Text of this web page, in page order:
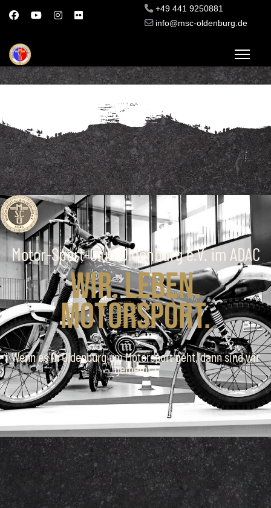
+49 441 9250881
info@msc-oldenburg.de
Motor-Sport-Club Oldenburg e.V. im ADAC
Wir. Leben.
Motorsport.
Wenn es in Oldenburg um Motorsport geht, dann sind wir
gemeint !